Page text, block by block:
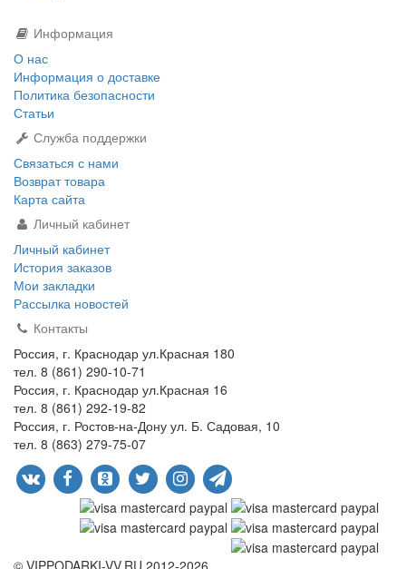
Информация
О нас
Информация о доставке
Политика безопасности
Статьи
Служба поддержки
Связаться с нами
Возврат товара
Карта сайта
Личный кабинет
Личный кабинет
История заказов
Мои закладки
Рассылка новостей
Контакты
Россия, г. Краснодар ул.Красная 180
тел. 8 (861) 290-10-71
Россия, г. Краснодар ул.Красная 16
тел. 8 (861) 292-19-82
Россия, г. Ростов-на-Дону ул. Б. Садовая, 10
тел. 8 (863) 279-75-07